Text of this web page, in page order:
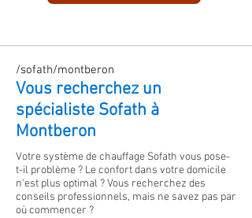
/sofath/montberon
Vous recherchez un
spécialiste Sofath à
Montberon
Votre système de chauffage Sofath vous pose-
t-il problème ? Le confort dans votre domicile
n'est plus optimal ?Vous recherchez des
conseils professionnels, mais ne savez pas par
où commencer ?